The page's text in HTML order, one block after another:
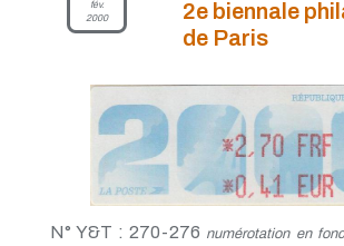
fév.
2000
2e biennale
de Paris
N° Y&T : 270-276 numérotation en